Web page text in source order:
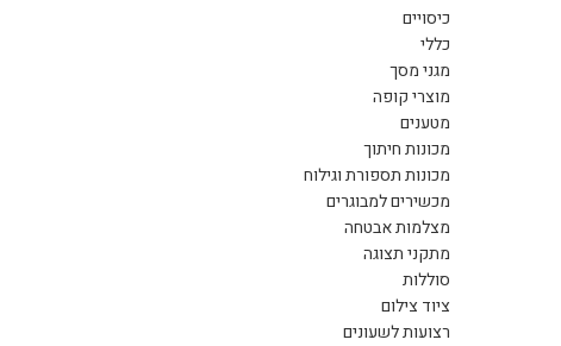
כיסויים
כללי
מגני מסך
מוצרי קופה
מטענים
מכונות חיתוך
מכונות תספורת וגילוח
מכשירים למבוגרים
מצלמות אבטחה
מתקני תצוגה
סוללות
ציוד צילום
רצועות לשעונים